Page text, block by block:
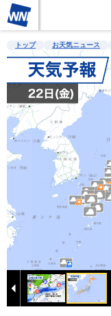
雨雲レーダー 台風情報
トップ お天気ニュース